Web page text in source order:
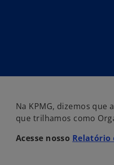
Na KPMG, dizemos
que trilhamos como
Acesse nosso Relatório